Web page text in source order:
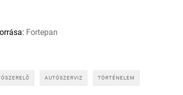
Fortepan
AUTÓSZERVIZ TÖRTÉNELEM